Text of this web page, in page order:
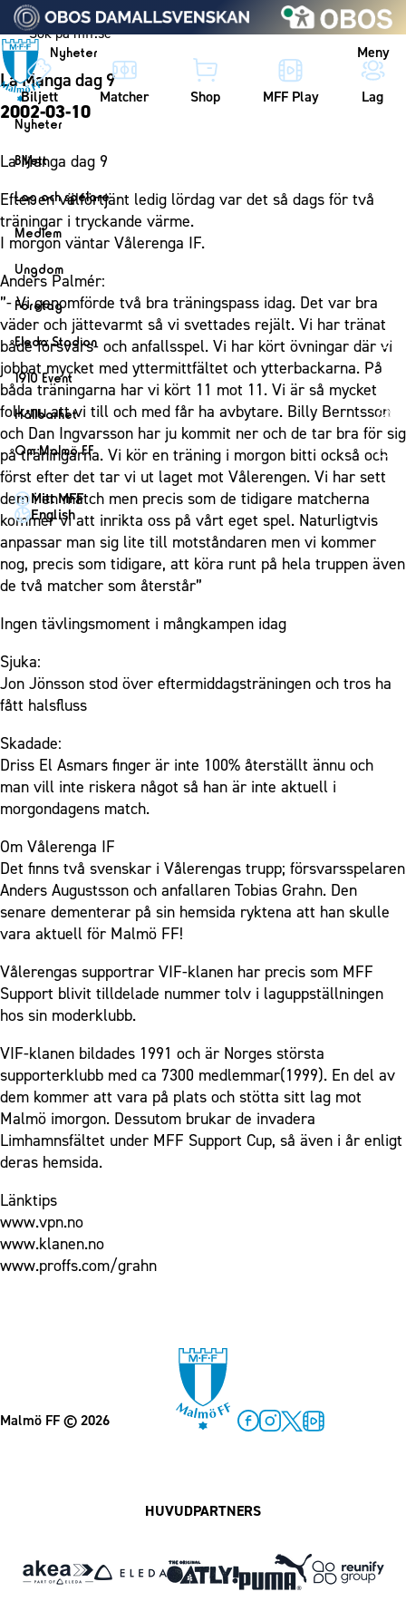
Vidare till innehållet
Nyheter Meny
Biljett Matcher Shop MFF Play Lag
Nyheter
Nyheter
Biljett
Biljett
Årskort herr
Årskort dam
Mitt MFF
Biljetter till bortamatcher
Biljettvillkor
Lag och spelare
Lag
Herrlaget
Spelare
Ledarstab
Damlaget
Spelare
Ledarstab
Medlem
Medlemskap i Malmö FF
Årsmöte 2026
Ungdom
MFF Ungdom
Sommarfotboll
Skånecupen
Fotbollsskolan
Fotbollsnätverket
P19
F19
P17
F17
Malmö Trophy
Företag
Bli företagspartner
Nätverket
Klubbstolar
Partner dam
Eleda Stadion
Eleda Stadion
Erics Bar & Restaurang
Matchdag på Eleda Stadion
MFF-museet & rundvandringar
1910 Event
1910 Event
Fest & Event
Konferens
Möte
Mässa
Sommarfest
Julshow
Vanliga frågor om 1910 Event
Hållbarhet
Hållbarhet
Himmelsblå framtid – en match för miljön
MFF i samhället
Laget för alla
Nattfotboll
Himmelsblå Tillsammans
Karriärakademin
Skolakademier
Fonder
Om Malmö FF
Om Malmö FF
Kontakt
Press och media
Historik – herrlaget
Historik – damlaget
Närstående organisationer
Policydokument
Personuppgiftspolicy
Mitt MFF
English
La Manga dag 9
2002-03-10
La Manga dag 9
Efter en välförtjänt ledig lördag var det så dags för två
träningar i tryckande värme.
I morgon väntar Vålerenga IF.
Anders Palmér:
”- Vi genomförde två bra träningspass idag. Det var bra
väder och jättevarmt så vi svettades rejält. Vi har tränat
både försvars- och anfallsspel. Vi har kört övningar där vi
jobbat mycket med yttermittfältet och ytterbackarna. På
båda träningarna har vi kört 11 mot 11. Vi är så mycket
folk nu att vi till och med får ha avbytare. Billy Berntsson
och Dan Ingvarsson har ju kommit ner och de tar bra för sig
på träningarna. Vi kör en träning i morgon bitti också och
först efter det tar vi ut laget mot Vålerengen. Vi har sett
dem i en match men precis som de tidigare matcherna
kommer vi att inrikta oss på vårt eget spel. Naturligtvis
anpassar man sig lite till motståndaren men vi kommer
nog, precis som tidigare, att köra runt på hela truppen även
de två matcher som återstår”
Ingen tävlingsmoment i mångkampen idag
Sjuka:
Jon Jönsson stod över eftermiddagsträningen och tros ha
fått halsfluss
Skadade:
Driss El Asmars finger är inte 100% återställt ännu och
man vill inte riskera något så han är inte aktuell i
morgondagens match.
Om Vålerenga IF
Det finns två svenskar i Vålerengas trupp; försvarsspelaren
Anders Augustsson och anfallaren Tobias Grahn. Den
senare dementerar på sin hemsida ryktena att han skulle
vara aktuell för Malmö FF!
Vålerengas supportrar VIF-klanen har precis som MFF
Support blivit tilldelade nummer tolv i laguppställningen
hos sin moderklubb.
VIF-klanen bildades 1991 och är Norges största
supporterklubb med ca 7300 medlemmar(1999). En del av
dem kommer att vara på plats och stötta sitt lag mot
Malmö imorgon. Dessutom brukar de invadera
Limhamnsfältet under MFF Support Cup, så även i år enligt
deras hemsida.
Länktips
www.vpn.no
www.klanen.no
www.proffs.com/grahn
Malmö FF© 2026
HUVUDPARTNERS